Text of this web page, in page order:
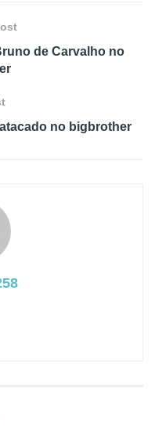
de Carvalho no
no bigbrother